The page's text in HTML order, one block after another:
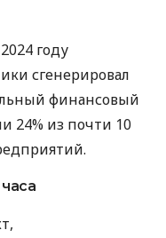
году
сгенерировал
финансовый
24% из почти 10